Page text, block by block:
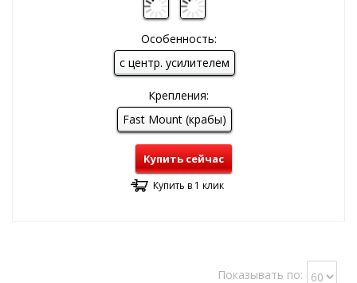
Особенность:
с центр. усилителем
Крепления:
Fast Mount (крабы)
Купить сейчас
Купить в 1 клик
Показывать по: